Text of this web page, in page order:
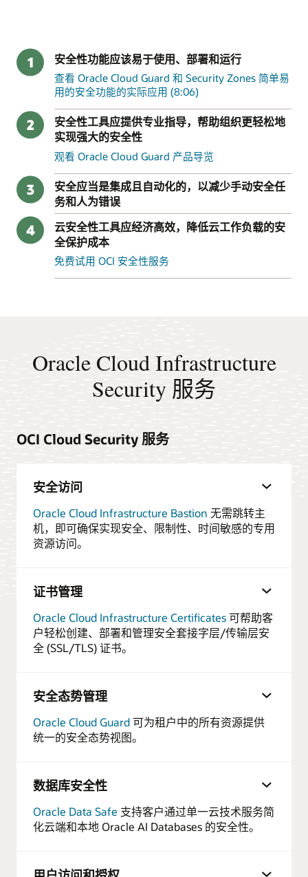
1 安全性功能应该易于使用、部署和运行
查看 Oracle Cloud Guard 和 Security Zones 简单易
用的安全功能的实际应用 (8:06)
2
安全性工具应提供专业指导，帮助组织更轻松地
实现强大的安全性
观看 Oracle Cloud Guard 产品导览
3
安全应当是集成且自动化的，以减少手动安全任
务和人为错误
4
云安全性工具应经济高效，降低云工作负载的安
全保护成本
免费试用 OCI 安全性服务
Oracle Cloud Infrastructure
Security 服务
OCI Cloud Security 服务
安全访问
Oracle Cloud Infrastructure Bastion 无需跳转主
机，即可确保实现安全、限制性、时间敏感的专用
资源访问。
证书管理
Oracle Cloud Infrastructure Certificates可帮助客
户轻松创建、部署和管理安全套接字层/传输层安
全 (SSL/TLS) 证书。
安全态势管理
Oracle Cloud Guard可为租户中的所有资源提供
统一的安全态势视图。
数据库安全性
Oracle Data Safe 支持客户通过单一云技术服务简
化云端和本地 Oracle AI Databases 的安全性。